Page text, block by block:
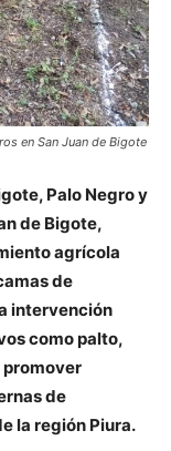
en San Juan de Bigote
Palo Negro y
de Bigote,
agrícola
de
intervención
como palto,
promover
de
la región Piura.